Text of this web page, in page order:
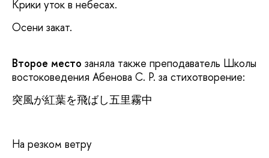
Крики уток в небесах.
Осени закат.
Второе место заняла также преподаватель Школы
востоковедения Абенова С. Р. за стихотворение:
突風が紅葉を飛ばし五里霧中
На резком ветру